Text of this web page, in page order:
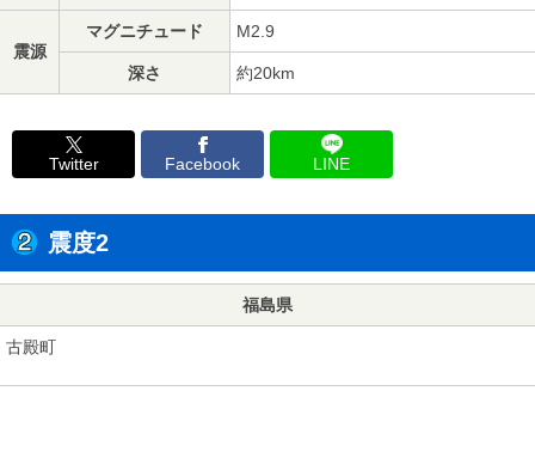
震源
マグニチュード M2.9
深さ 約20km
Twitter Facebook LINE
震度2
福島県
古殿町